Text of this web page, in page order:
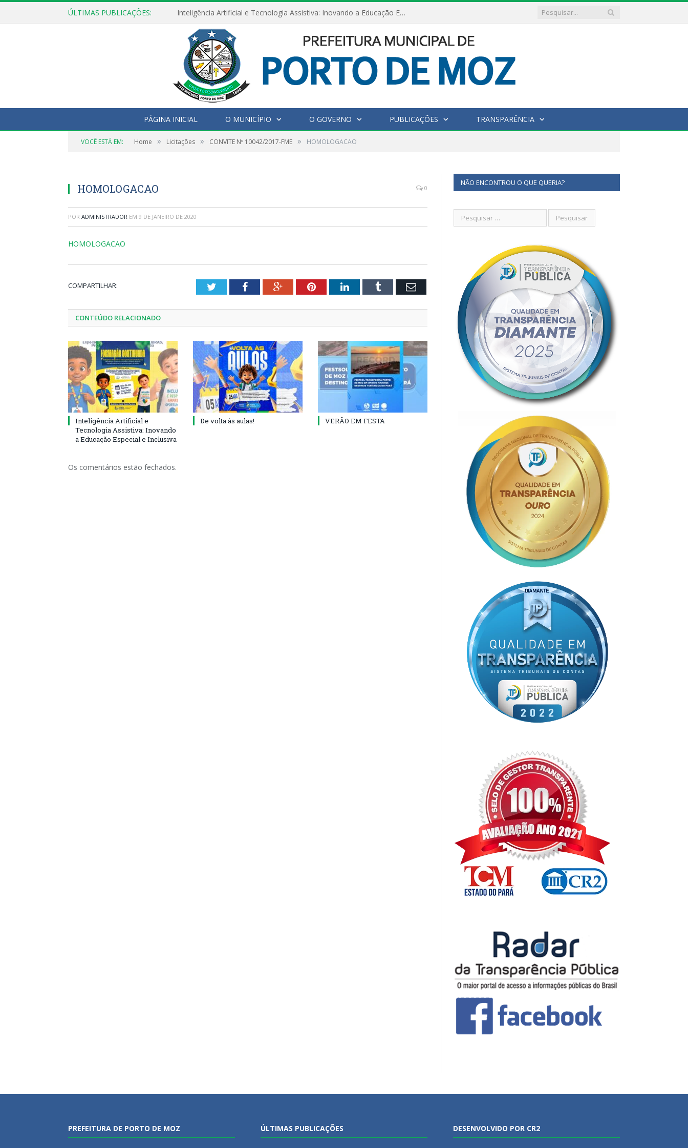
ÚLTIMAS PUBLICAÇÕES: Inteligência Artificial e Tecnologia Assistiva: Inovando a Educação Especial e Inclusiva
PÁGINA INICIAL O MUNICÍPIO O GOVERNO PUBLICAÇÕES TRANSPARÊNCIA
VOCÊ ESTÁ EM: Home » Licitações » CONVITE Nº 10042/2017-FME » HOMOLOGACAO
HOMOLOGACAO 0
POR ADMINISTRADOR EM 9 DE JANEIRO DE 2020
HOMOLOGACAO
COMPARTILHAR: TwitterFacebookGoogle+PinterestLinkedInTumblr Email
CONTEÚDO RELACIONADO
Inteligência Artificial e
Tecnologia Assistiva: Inovando
a Educação Especial e Inclusiva
De volta às aulas! VERÃO EM FESTA
Os comentários estão fechados.
NÃO ENCONTROU O QUE QUERIA?
PREFEITURA DE PORTO DE MOZ ÚLTIMAS PUBLICAÇÕES DESENVOLVIDO POR CR2